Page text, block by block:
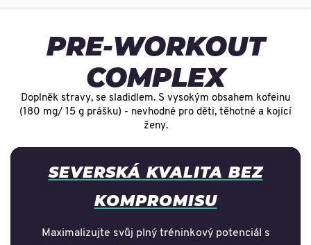
PRE-WORKOUT
COMPLEX
Doplněk stravy, se sladidlem. S vysokým obsahem kofeinu
(180 mg/ 15 g prášku) - nevhodné pro děti, těhotné a kojící
ženy.
SEVERSKÁ KVALITA BEZ
KOMPROMISU
Maximalizujte svůj plný tréninkový potenciál s